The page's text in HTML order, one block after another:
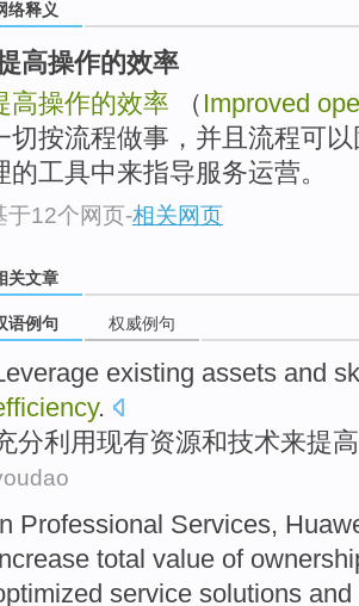
络释义
高操作的效率
高操作的效率 （ Improved
切按流程做事，并且流程可
的工具中来指导服务运营。
于12个网页-相关网页
关文章
语例句 权威例句
existing assets and
.
分利用现有资源和技术来提高
Professional Services,
total value of
service solutions and